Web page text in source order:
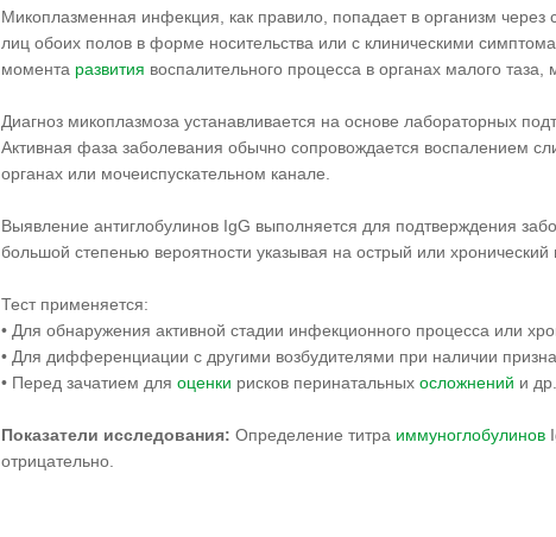
Микоплазменная инфекция, как правило, попадает в организм через
лиц обоих полов в форме носительства или с клиническими
момента развития воспалительного процесса в органах малого
Диагноз микоплазмоза устанавливается на основе лабораторных
Активная фаза заболевания обычно сопровождается воспалением
органах или мочеиспускательном канале.
Выявление антиглобулинов IgG выполняется для подтверждения
большой степенью вероятности указывая на острый или хронический
Тест применяется:
• Для обнаружения активной стадии инфекционного процесса или
• Для дифференциации с другими возбудителями при наличии
• Перед зачатием для оценки рисков перинатальных осложнений и др.
Показатели исследования: Определение титра иммуноглобулинов
отрицательно.